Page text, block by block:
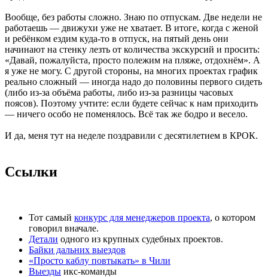
Вообще, без работы сложно. Знаю по отпускам. Две недели не
работаешь — движухи уже не хватает. В итоге, когда с женой
и ребёнком ездим куда-то в отпуск, на пятый день они
начинают на стенку лезть от количества экскурсий и просить:
«Давай, пожалуйста, просто полежим на пляже, отдохнём». А
я уже не могу. С другой стороны, на многих проектах график
реально сложный — иногда надо до половины первого сидеть
(либо из-за объёма работы, либо из-за разницы часовых
поясов). Поэтому учтите: если будете сейчас к нам приходить
— ничего особо не поменялось. Всё так же бодро и весело.
И да, меня тут на неделе поздравили с десятилетием в КРОК.
Ссылки
Тот самый конкурс для менеджеров проекта, о котором
говорил вначале.
Детали одного из крупных судебных проектов.
Байки дальних выездов
«Просто каблу повтыкать» в Чили
Выезды икс-команды